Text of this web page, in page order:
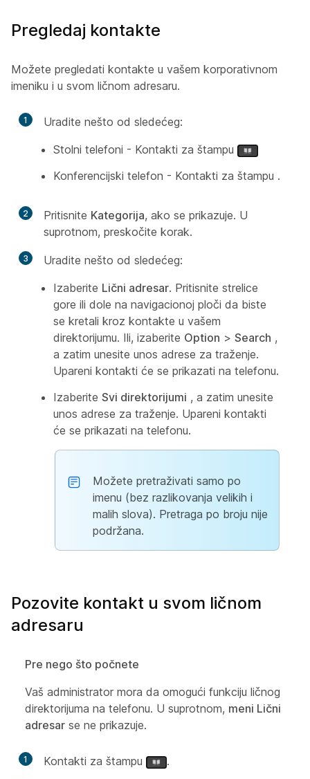
Pregledaj kontakte
Možete pregledati kontakte u vašem korporativnom
imeniku i u svom ličnom adresaru.
1
Uradite nešto od sledećeg:
Stolni telefoni - Kontakti za štampu
Konferencijski telefon - Kontakti za štampu .
2 Pritisnite Kategorija, ako se prikazuje. U
suprotnom, preskočite korak.
3
Uradite nešto od sledećeg:
Izaberite Lični adresar. Pritisnite strelice
gore ili dole na navigacionoj ploči da biste
se kretali kroz kontakte u vašem
direktorijumu. Ili, izaberite Option > Search ,
a zatim unesite unos adrese za traženje.
Upareni kontakti će se prikazati na telefonu.
Izaberite Svi direktorijumi , a zatim unesite
unos adrese za traženje. Upareni kontakti
će se prikazati na telefonu.
Možete pretraživati samo po
imenu (bez razlikovanja velikih i
malih slova). Pretraga po broju nije
podržana.
Pozovite kontakt u svom ličnom
adresaru
Pre nego što počnete
Vaš administrator mora da omogući funkciju ličnog
direktorijuma na telefonu. U suprotnom, meni Lični
adresar se ne prikazuje.
1 Kontakti za štampu .